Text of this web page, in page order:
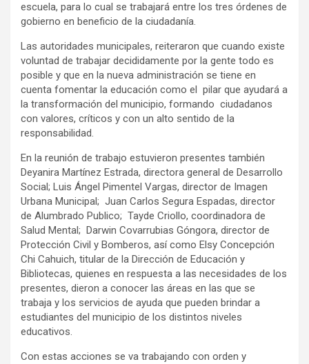
escuela, para lo cual se trabajará entre los tres órdenes de
gobierno en beneficio de la ciudadanía.
Las autoridades municipales, reiteraron que cuando existe
voluntad de trabajar decididamente por la gente todo es
posible y que en la nueva administración se tiene en
cuenta fomentar la educación como el pilar que ayudará a
la transformación del municipio, formando ciudadanos
con valores, críticos y con un alto sentido de la
responsabilidad.
En la reunión de trabajo estuvieron presentes también
Deyanira Martínez Estrada, directora general de Desarrollo
Social; Luis Ángel Pimentel Vargas, director de Imagen
Urbana Municipal; Juan Carlos Segura Espadas, director
de Alumbrado Publico; Tayde Criollo, coordinadora de
Salud Mental; Darwin Covarrubias Góngora, director de
Protección Civil y Bomberos, así como Elsy Concepción
Chi Cahuich, titular de la Dirección de Educación y
Bibliotecas, quienes en respuesta a las necesidades de los
presentes, dieron a conocer las áreas en las que se
trabaja y los servicios de ayuda que pueden brindar a
estudiantes del municipio de los distintos niveles
educativos.
Con estas acciones se va trabajando con orden y